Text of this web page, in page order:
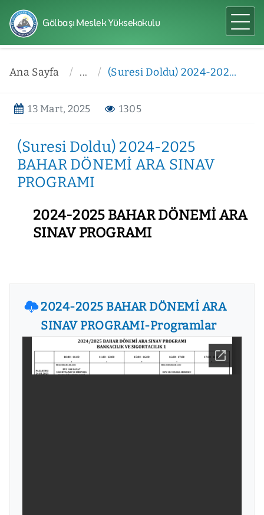
Gölbaşı Meslek Yüksekokulu
Ana Sayfa ... (Suresi Doldu) 2024-2025 BAHAR DÖNEMİ ARA SINAV PROGRAMI
13 Mart, 2025 1305
(Suresi Doldu) 2024-2025
BAHAR DÖNEMİ ARA SINAV
PROGRAMI
2024-2025 BAHAR DÖNEMİ ARA
SINAV PROGRAMI
2024-2025 BAHAR DÖNEMİ ARA
SINAV PROGRAMI-Programlar